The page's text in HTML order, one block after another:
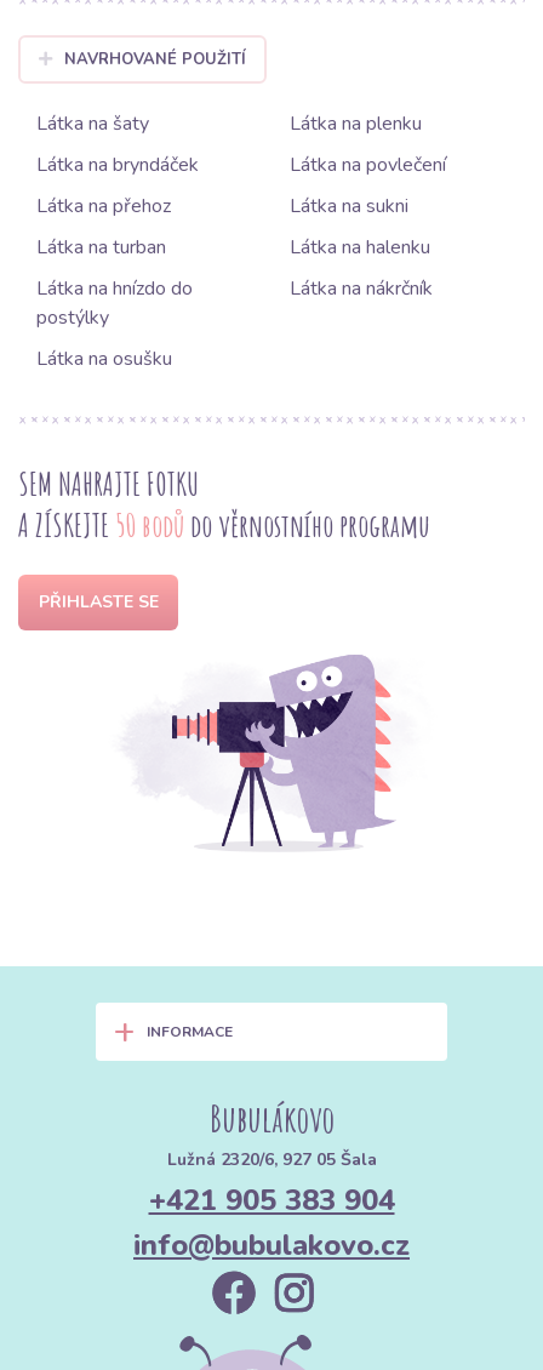
NAVRHOVANÉ POUŽITÍ
Látka na šaty
Látka na plenku
Látka na bryndáček
Látka na povlečení
Látka na přehoz
Látka na sukni
Látka na turban
Látka na halenku
Látka na hnízdo do
postýlky
Látka na nákrčník
Látka na osušku
SEM NAHRAJTE FOTKU
A ZÍSKEJTE 50 bodů do věrnostního programu
PŘIHLASTE SE
+ INFORMACE
Bubulákovo
Lužná 2320/6, 927 05 Šala
+421 905 383 904
info@bubulakovo.cz